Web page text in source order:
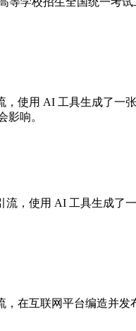
使用 AI 工具生成了
影响。
，使用 AI 工具生成
，在互联网平台编造并